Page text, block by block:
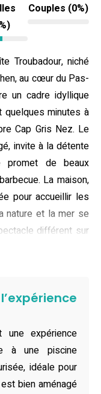
Couples (0%)
Troubadour, niché
au cœur du Pas-
un cadre idyllique
quelques minutes à
Cap Gris Nez. Le
invite à la détente
promet de beaux
La maison,
pour accueillir les
nature et la mer se
différent sur
pouvant
parentale au rez-
tandis que les
et le dortoir en
rendent le séjour
les serviettes sont
expérience
à une piscine
idéale pour
bien aménagé